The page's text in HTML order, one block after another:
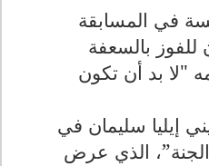
في المسابقة
بالسعفة
"لا بد أن تكون
إيليا سليمان في
الذي عرض